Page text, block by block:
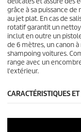
grâce à sa puissance
au jet plat. En cas de
rotatif garantit un
inclut en outre un
de 6 mètres, un canon
shampoing voitures.
range avec un
l'extérieur.
CARACTÉRISTIQUES